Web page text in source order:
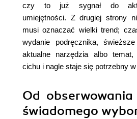
czy to już sygnał do
umiejętności. Z drugiej strony
musi oznaczać wielki trend;
wydanie podręcznika,
aktualne narzędzia albo
cichu i nagle staje się potrzebny
Od
świadomego